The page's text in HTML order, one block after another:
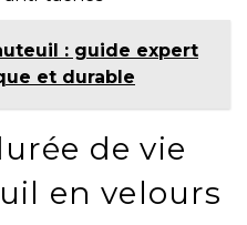
: guide expert
et durable
de vie
en velours